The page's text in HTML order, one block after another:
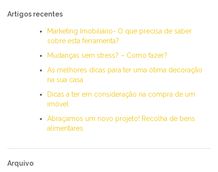
Artigos recentes
Marketing Imobiliário- O que precisa de saber
sobre esta ferramenta?
Mudanças sem stress? – Como fazer?
As melhores dicas para ter uma ótima decoração
na sua casa
Dicas a ter em consideração na compra de um
imóvel
Abraçamos um novo projeto! Recolha de bens
alimentares
Arquivo